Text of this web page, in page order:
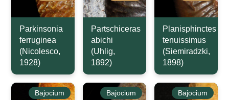
Parkinsonia
ferruginea
(Nicolesco,
1928)
Partschiceras
abichi
(Uhlig,
1892)
Planisphinctes
tenuissimus
(Siemiradzki,
1898)
Bajocium
Bajocium
Bajocium